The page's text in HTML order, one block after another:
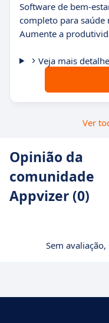
Software de bem-
completo para saúde
Aumente a
Veja mais
Ver
Opinião da
comunidade
Appvizer (0)
Sem